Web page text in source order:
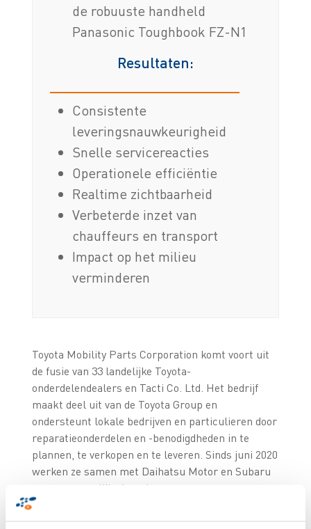
de robuuste handheld
Panasonic Toughbook FZ-N1
Resultaten:
Consistente
leveringsnauwkeurigheid
Snelle servicereacties
Operationele efficiëntie
Realtime zichtbaarheid
Verbeterde inzet van
chauffeurs en transport
Impact op het milieu
verminderen
Toyota Mobility Parts Corporation komt voort uit
de fusie van 33 landelijke Toyota-
onderdelendealers en Tacti Co. Ltd. Het bedrijf
maakt deel uit van de Toyota Group en
ondersteunt lokale bedrijven en particulieren door
reparatieonderdelen en -benodigdheden in te
plannen, te verkopen en te leveren. Sinds juni 2020
werken ze samen met Daihatsu Motor en Subaru
voor gezamenlijke leveringen van
onderhoudsonderdelen en -benodigdheden.